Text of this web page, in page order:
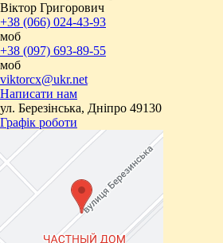
Віктор Григорович
+38 (066) 024-43-93
моб
+38 (097) 693-89-55
моб
viktorcx@ukr.net
Написати нам
ул. Березінська, Дніпро 49130
Графік роботи